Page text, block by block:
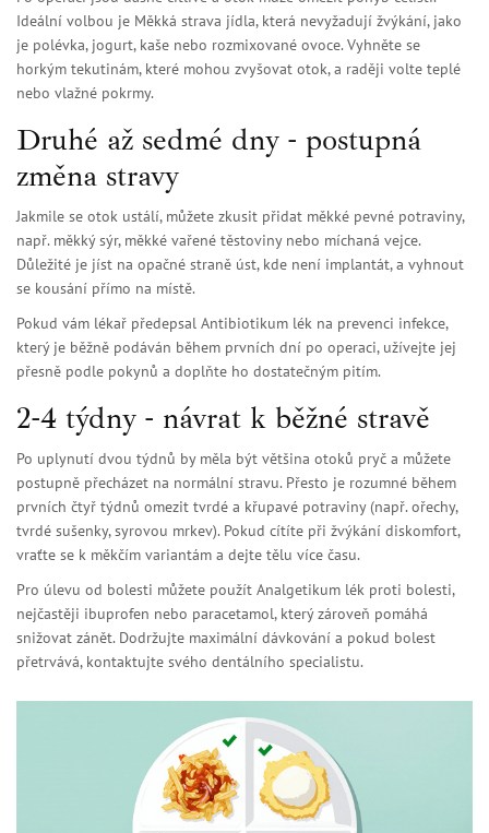
Ideální volbou je Měkká strava jídla, která nevyžadují žvýkání, jako
je polévka, jogurt, kaše nebo rozmixované ovoce. Vyhněte se
horkým tekutinám, které mohou zvyšovat otok, a raději volte teplé
nebo vlažné pokrmy.
Druhé až sedmé dny - postupná
změna stravy
Jakmile se otok ustálí, můžete zkusit přidat měkké pevné potraviny,
např. měkký sýr, měkké vařené těstoviny nebo míchaná vejce.
Důležité je jíst na opačné straně úst, kde není implantát, a vyhnout
se kousání přímo na místě.
Pokud vám lékař předepsal Antibiotikum lék na prevenci infekce,
který je běžně podáván během prvních dní po operaci, užívejte jej
přesně podle pokynů a doplňte ho dostatečným pitím.
2-4 týdny - návrat k běžné stravě
Po uplynutí dvou týdnů by měla být většina otoků pryč a můžete
postupně přecházet na normální stravu. Přesto je rozumné během
prvních čtyř týdnů omezit tvrdé a křupavé potraviny (např. ořechy,
tvrdé sušenky, syrovou mrkev). Pokud cítíte při žvýkání diskomfort,
vraťte se k měkčím variantám a dejte tělu více času.
Pro úlevu od bolesti můžete použít Analgetikum lék proti bolesti,
nejčastěji ibuprofen nebo paracetamol, který zároveň pomáhá
snižovat zánět. Dodržujte maximální dávkování a pokud bolest
přetrvává, kontaktujte svého dentálního specialistu.